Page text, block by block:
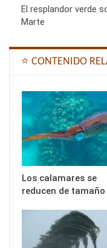
El resplandor verde
Marte
⭐ CONTENIDO
Los calamares se
reducen de tamaño